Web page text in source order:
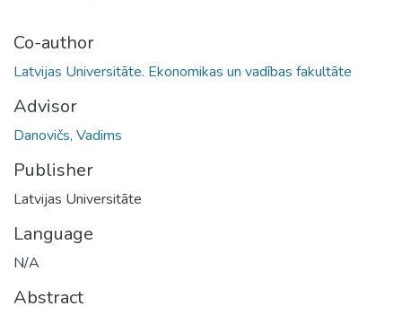
Co-author
Latvijas Universitāte. Ekonomikas un vadības fakultāte
Advisor
Danovičs, Vadims
Publisher
Latvijas Universitāte
Language
N/A
Abstract